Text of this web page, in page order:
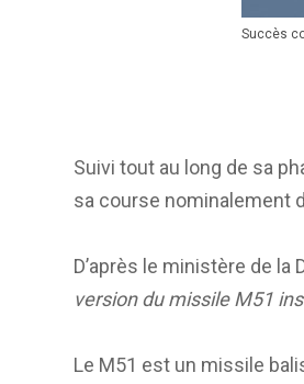
Succès
Suivi tout au long de sa
sa course nominalement
D’après le ministère de la
version du missile M51
Le M51 est un missile